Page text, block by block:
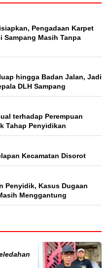
Pengadaan Karpet
Sampang Masih Tanpa
hingga Badan Jalan, Jadi
DLH Sampang
terhadap Perempuan
Tahap Penyidikan
Kecamatan Disorot
Penyidik, Kasus Dugaan
Menggantung